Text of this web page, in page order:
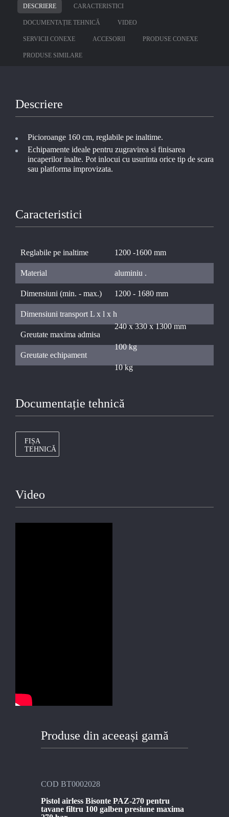
DESCRIERE CARACTERISTICI
DOCUMENTAȚIE TEHNICĂ VIDEO
SERVICII CONEXE ACCESORII PRODUSE CONEXE
PRODUSE SIMILARE
Descriere
Picioroange 160 cm, reglabile pe inaltime.
Echipamente ideale pentru zugravirea si finisarea
incaperilor inalte. Pot inlocui cu usurinta orice tip de scara
sau platforma improvizata.
Caracteristici
Reglabile pe inaltime 1200 -1600 mm
Material aluminiu .
Dimensiuni (min. - max.) 1200 - 1680 mm
Dimensiuni transport L x l x h
240 x 330 x 1300 mm
Greutate maxima admisa
100 kg
Greutate echipament
10 kg
Documentație tehnică
FIȘA
TEHNICĂ
Video
Produse din aceeași gamă
COD BT0002028
Pistol airless Bisonte PAZ-270 pentru
tavane filtru 100 galben presiune maxima